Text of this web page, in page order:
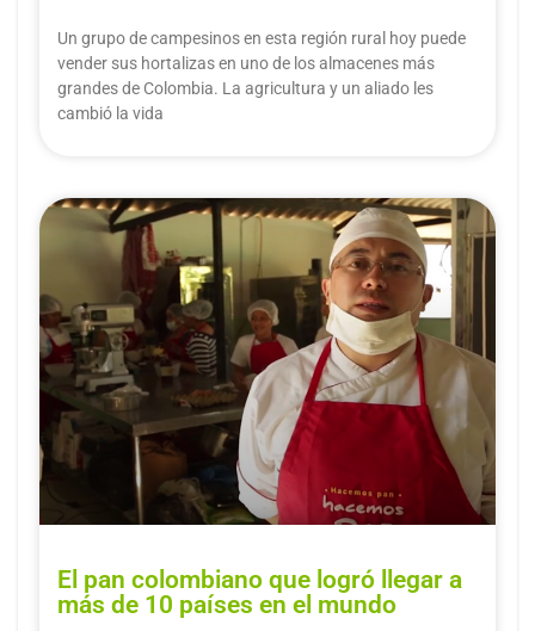
Un grupo de campesinos en esta región rural hoy puede
vender sus hortalizas en uno de los almacenes más
grandes de Colombia. La agricultura y un aliado les
cambió la vida
El pan colombiano que logró llegar a
más de 10 países en el mundo